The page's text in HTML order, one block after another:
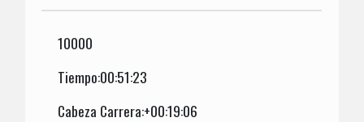
10000
Tiempo:00:51:23
Cabeza Carrera:+00:19:06